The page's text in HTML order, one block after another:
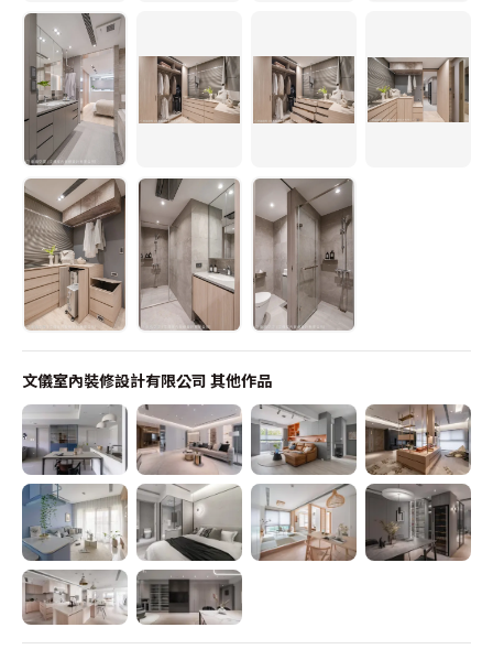
文儀室內裝修設計有限公司 其他作品